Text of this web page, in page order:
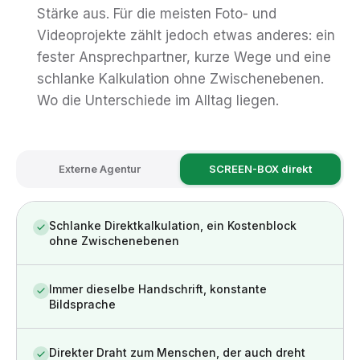
Stärke aus. Für die meisten Foto- und
Videoprojekte zählt jedoch etwas anderes: ein
fester Ansprechpartner, kurze Wege und eine
schlanke Kalkulation ohne Zwischenebenen.
Wo die Unterschiede im Alltag liegen.
Externe Agentur SCREEN-BOX direkt
Schlanke Direktkalkulation, ein Kostenblock
ohne Zwischenebenen
Immer dieselbe Handschrift, konstante
Bildsprache
Direkter Draht zum Menschen, der auch dreht